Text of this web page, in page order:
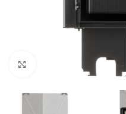
Click to enlarge